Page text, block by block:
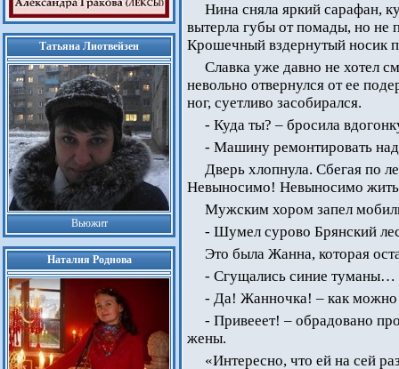
Татьяна Лиотвейзен
Вьюжит
Наталия Роднова
Нина сняла яркий сарафан,
вытерла губы от помады, но не
Крошечный вздернутый носик
Славка уже давно не хотел
невольно отвернулся от ее
ног, суетливо засобирался.
- Куда ты? – бросила
- Машину ремонтировать
Дверь хлопнула. Сбегая по
Невыносимо! Невыносимо жить
Мужским хором запел
- Шумел сурово Брянский
Это была Жанна, которая
- Сгущались синие туманы…
- Да! Жанночка! – как можно
- Привееет! – обрадовано
жены.
«Интересно, что ей на сей